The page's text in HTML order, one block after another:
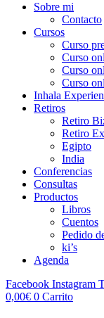
Sobre mi
Contacto
Cursos
Curso
Curso
Curso
Curso
Inhala
Retiros
Retiro
Retiro
Egipto
India
Conferencias
Consultas
Productos
Libros
Cuentos
Pedido
ki’s
Agenda
Facebook Instagram
0,00€ 0 Carrito